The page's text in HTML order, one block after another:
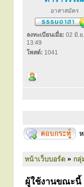
อาสาสมัคร
ลงทะเบียนเมื่อ: 02 มิ.ย
13:49
โพสต์: 1041
หน้าเว็บบอร์ด » กลุ่
ผู้ใช้งานขณะนี้